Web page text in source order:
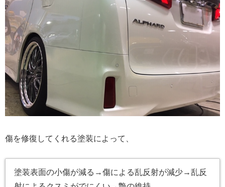
傷を修復してくれる塗装によって、
塗装表面の小傷が減る→傷による乱反射が減少→乱反